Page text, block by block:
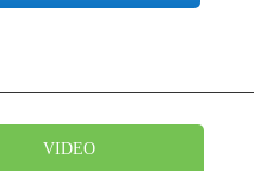
VIDEO